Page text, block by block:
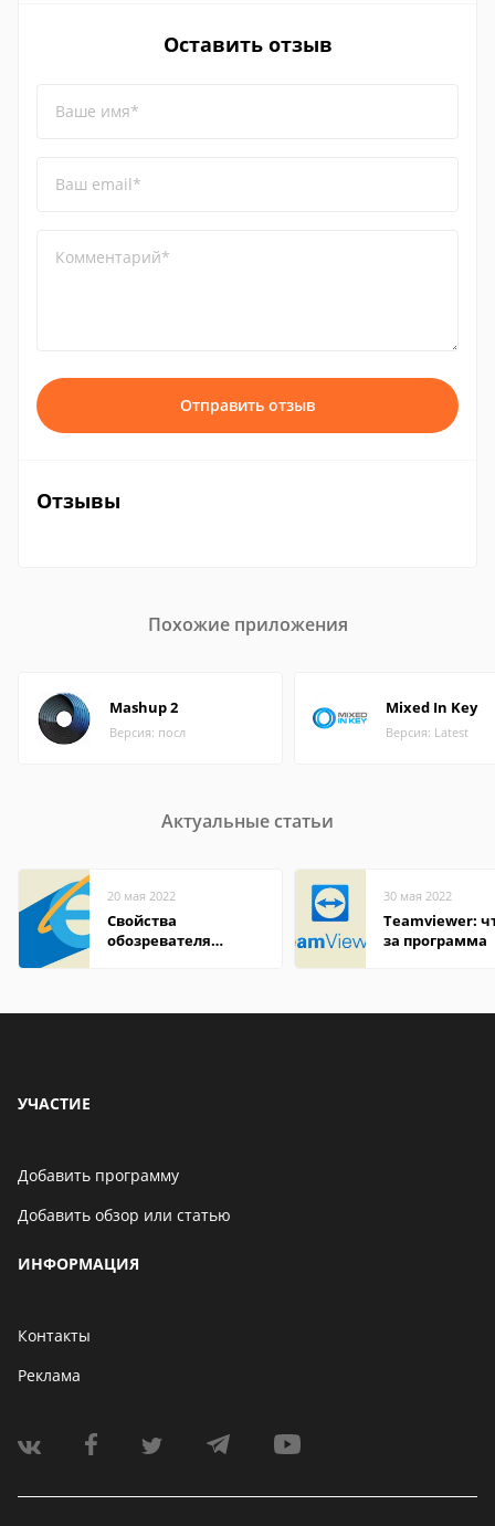
Оставить отзыв
Ваше имя*
Ваш email*
Комментарий*
Отправить отзыв
Отзывы
Похожие приложения
Mashup 2
Версия: посл
Mixed In Key
Версия: Latest
Актуальные статьи
20 мая 2022
Свойства
обозревателя
30 мая 2022
Teamviewer:
за программа
УЧАСТИЕ
Добавить программу
Добавить обзор или статью
ИНФОРМАЦИЯ
Контакты
Реклама